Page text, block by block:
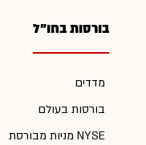
בורסות בחו"ל
מדדים
בורסות בעולם
מניות מבורסת NYSE